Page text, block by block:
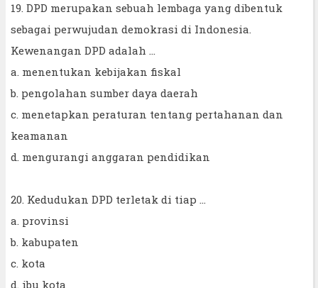
19. DPD merupakan sebuah lembaga yang dibentuk
sebagai perwujudan demokrasi di Indonesia.
Kewenangan DPD adalah ...
a. menentukan kebijakan fiskal
b. pengolahan sumber daya daerah
c. menetapkan peraturan tentang pertahanan dan
keamanan
d. mengurangi anggaran pendidikan
20. Kedudukan DPD terletak di tiap ...
a. provinsi
b. kabupaten
c. kota
d. ibu kota